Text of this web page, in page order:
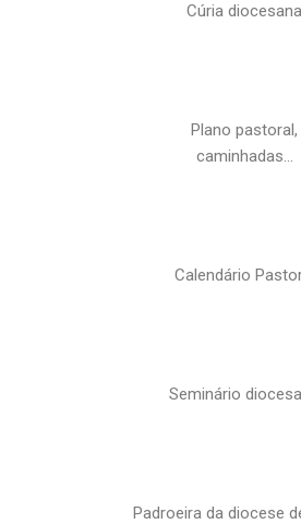
Cúria diocesana
Plano pastoral,
caminhadas…
Calendário
Seminário
Padroeira da diocese